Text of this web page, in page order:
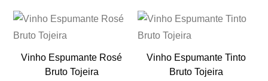
Vinho Espumante Rosé
Bruto Tojeira
Vinho Espumante Tinto
Bruto Tojeira